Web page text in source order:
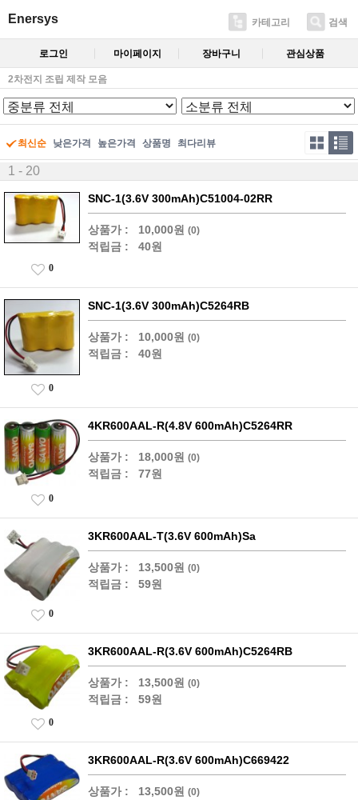
Enersys 카테고리 검색
로그인 마이페이지 장바구니 관심상품
2차전지 조립 제작 모음
최신순 낮은가격 높은가격 상품명 최다리뷰
1 - 20
SNC-1(3.6V 300mAh)C51004-02RR
상품가 : 10,000원 (0)
적립금 : 40원
0
SNC-1(3.6V 300mAh)C5264RB
상품가 : 10,000원 (0)
적립금 : 40원
0
4KR600AAL-R(4.8V 600mAh)C5264RR
상품가 : 18,000원 (0)
적립금 : 77원
0
3KR600AAL-T(3.6V 600mAh)Sa
상품가 : 13,500원 (0)
적립금 : 59원
0
3KR600AAL-R(3.6V 600mAh)C5264RB
상품가 : 13,500원 (0)
적립금 : 59원
0
3KR600AAL-R(3.6V 600mAh)C669422
상품가 : 13,500원 (0)